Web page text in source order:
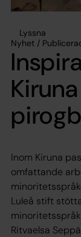
Lyssna
Nyhet /
Inom Kiruna
omfattande
Luleå stift
Ritvaelsa